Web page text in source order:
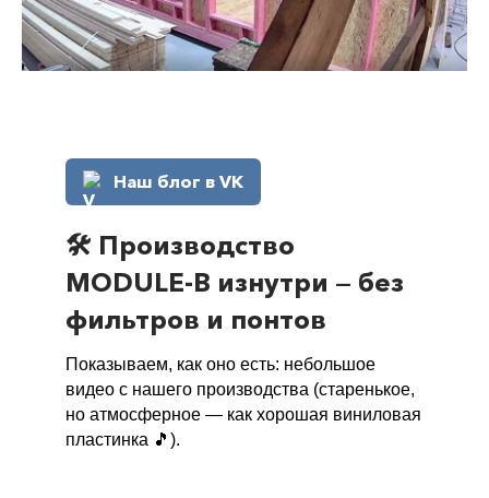
Наш блог в VK
🛠 Производство
MODULE-B изнутри — без
фильтров и понтов
Показываем, как оно есть: небольшое
видео с нашего производства (старенькое,
но атмосферное — как хорошая виниловая
пластинка 🎵).